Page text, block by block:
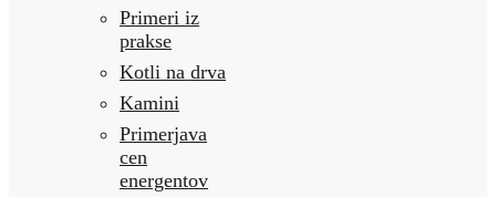
Primeri iz
prakse
Kotli na drva
Kamini
Primerjava
cen
energentov